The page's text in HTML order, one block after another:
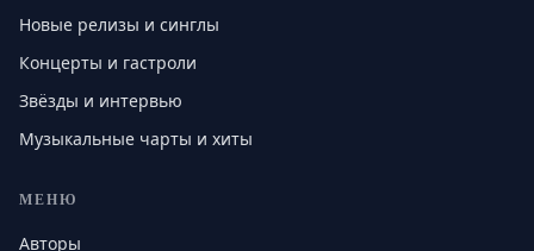
Новые релизы и синглы
Концерты и гастроли
Звёзды и интервью
Музыкальные чарты и хиты
МЕНЮ
Авторы